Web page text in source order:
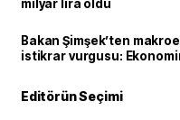
milyar lira oldu
Bakan Şimşek’ten
istikrar vurgusu:
Editörün Seçimi